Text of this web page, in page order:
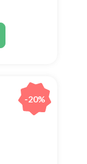
-20%